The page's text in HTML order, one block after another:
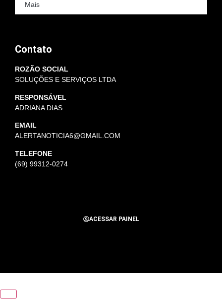
Mais
Contato
ROZÃO SOCIAL
SOLUÇÕES E SERVIÇOS LTDA
RESPONSÁVEL
ADRIANA DIAS
EMAIL
ALERTANOTICIA6@GMAIL.COM
TELEFONE
(69) 99312-0274
ACESSAR PAINEL